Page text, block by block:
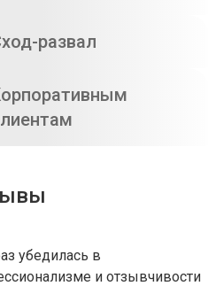
развал
убедилась в
и отзывчивости